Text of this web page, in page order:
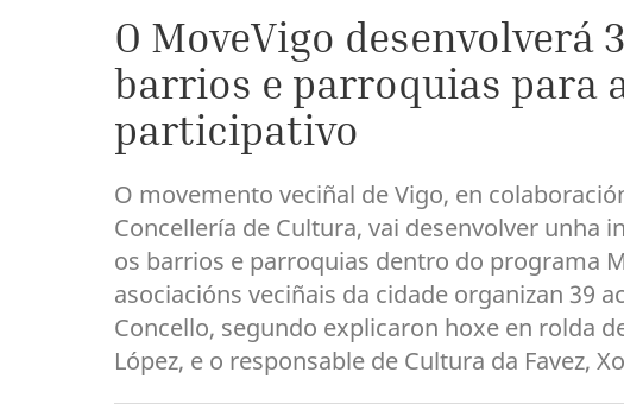
O MoveVigo desenvolverá
barrios e parroquias para
participativo
O movemento veciñal de Vigo, en
Concellería de Cultura, vai desenvolver unha
os barrios e parroquias dentro do programa
asociacións veciñais da cidade organizan 39
Concello, segundo explicaron hoxe en rolda
López, e o responsable de Cultura da Favez,